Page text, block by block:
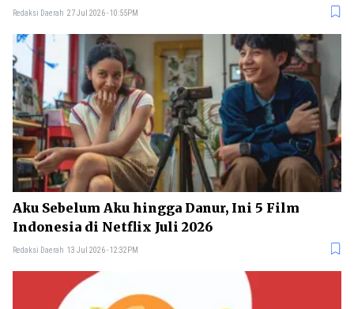
Redaksi Daerah 27 Jul 2026 - 10:55PM
Aku Sebelum Aku hingga Danur, Ini 5 Film
Indonesia di Netflix Juli 2026
Redaksi Daerah 13 Jul 2026 - 12:32PM